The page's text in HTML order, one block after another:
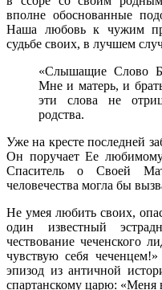
вполне обоснованные
Наша любовь к чужим
судьбе своих, в лучшем
«Слышащие Слово
Мне и матерь, и
эти слова не
родства.
Уже на кресте последней
Он поручает Ее
Спаситель о Своей
человечества могла бы
Не умея любить своих,
один известный
чествование чеченского
чувствую себя
эпизод из античной
спартанскому царю: